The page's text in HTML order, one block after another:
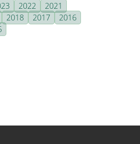
2022
2021
2018 2017
2016